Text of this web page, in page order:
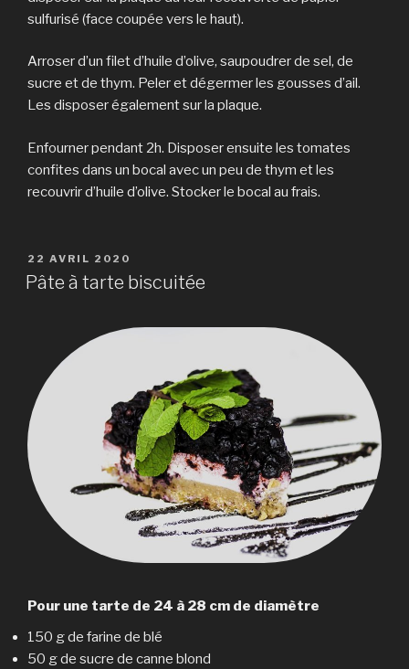
sulfurisé (face coupée vers le haut).
Arroser d’un filet d’huile d’olive, saupoudrer de sel, de
sucre et de thym. Peler et dégermer les gousses d’ail.
Les disposer également sur la plaque.
Enfourner pendant 2h. Disposer ensuite les tomates
confites dans un bocal avec un peu de thym et les
recouvrir d’huile d’olive. Stocker le bocal au frais.
PUBLIÉ
LE
22 AVRIL 2020
Pâte à tarte biscuitée
Pour une tarte de 24 à 28 cm de diamètre
150 g de farine de blé
50 g de sucre de canne blond